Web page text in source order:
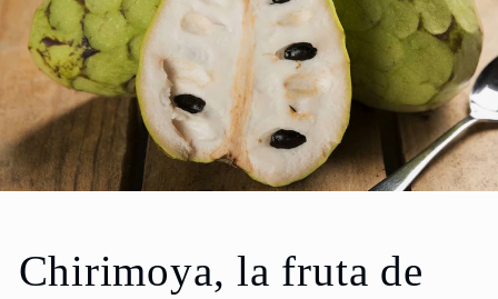
Chirimoya, la fruta de